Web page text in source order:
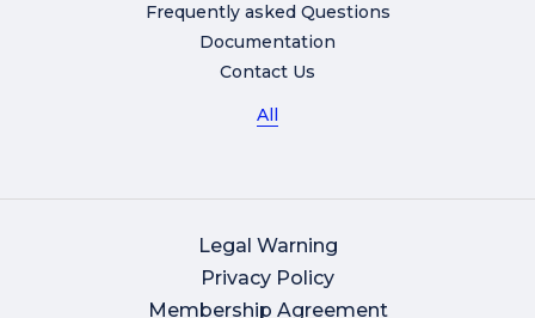
Frequently asked Questions
Documentation
Contact Us
All
Legal Warning
Privacy Policy
Membership Agreement